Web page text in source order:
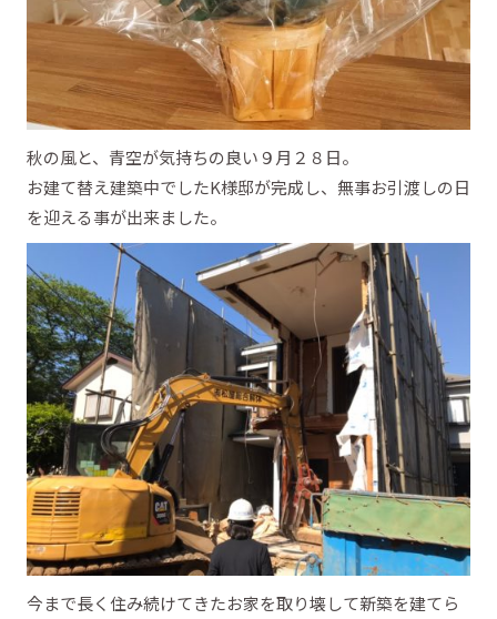
秋の風と、青空が気持ちの良い９月２８日。
お建て替え建築中でしたK様邸が完成し、無事お引渡しの日
を迎える事が出来ました。
今まで長く住み続けてきたお家を取り壊して新築を建てら